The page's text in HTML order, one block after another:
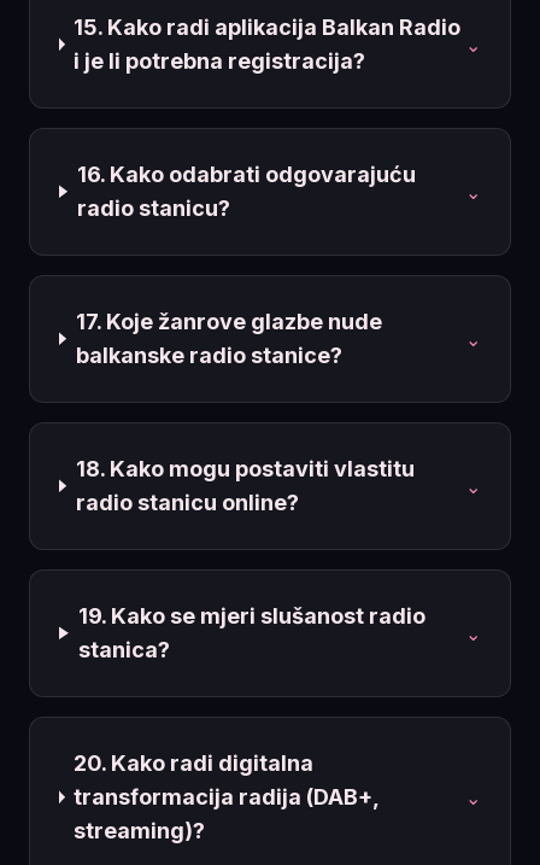
15. Kako radi aplikacija Balkan Radio
i je li potrebna registracija?
⌄
16. Kako odabrati odgovarajuću
radio stanicu?
⌄
17. Koje žanrove glazbe nude
balkanske radio stanice?
⌄
18. Kako mogu postaviti vlastitu
radio stanicu online?
⌄
19. Kako se mjeri slušanost radio
stanica?
⌄
20. Kako radi digitalna
transformacija radija (DAB+,
streaming)?
⌄